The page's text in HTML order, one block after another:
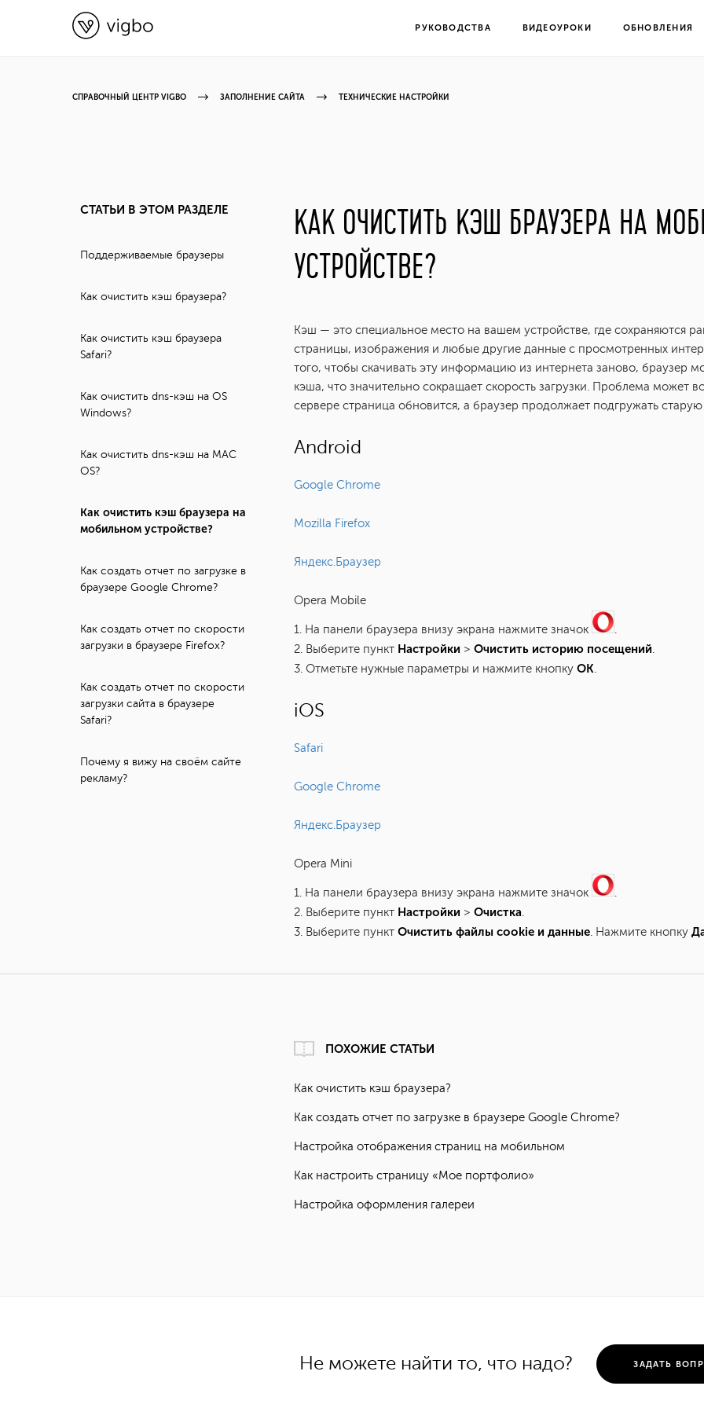
РУКОВОДСТВА ВИДЕОУРОКИ ОБНОВЛЕНИЯ
СПРАВОЧНЫЙ ЦЕНТР VIGBO ЗАПОЛНЕНИЕ САЙТА ТЕХНИЧЕСКИЕ НАСТРОЙКИ
СТАТЬИ В ЭТОМ РАЗДЕЛЕ
Поддерживаемые браузеры
Как очистить кэш браузера?
Как очистить кэш браузера
Safari?
Как очистить dns-кэш на OS
Windows?
Как очистить dns-кэш на MAC
OS?
Как очистить кэш браузера на
мобильном устройстве?
Как создать отчет по загрузке в
браузере Google Chrome?
Как создать отчет по скорости
загрузки в браузере Firefox?
Как создать отчет по скорости
загрузки сайта в браузере
Safari?
Почему я вижу на своём сайте
рекламу?
КАК ОЧИСТИТЬ КЭШ БРАУЗЕРА НА
УСТРОЙСТВЕ?
Кэш — это специальное место на вашем устройстве, где сохраняются
страницы, изображения и любые другие данные с просмотренных
того, чтобы скачивать эту информацию из интернета заново, браузер
кэша, что значительно сокращает скорость загрузки. Проблема может
сервере страница обновится, а браузер продолжает подгружать
Android
Google Chrome
Mozilla Firefox
Яндекс.Браузер
Opera Mobile
1. На панели браузера внизу экрана нажмите значок
.
2. Выберите пункт Настройки > Очистить историю посещений.
3. Отметьте нужные параметры и нажмите кнопку ОК.
iOS
Safari
Google Chrome
Яндекс.Браузер
Opera Mini
1. На панели браузера внизу экрана нажмите значок
.
2. Выберите пункт Настройки > Очистка.
3. Выберите пункт Очистить файлы cookie и данные. Нажмите кнопку
ПОХОЖИЕ СТАТЬИ
Как очистить кэш браузера?
Как создать отчет по загрузке в браузере Google Chrome?
Настройка отображения страниц на мобильном
Как настроить страницу «Мое портфолио»
Настройка оформления галереи
Не можете найти то, что надо? ЗАДАТЬ